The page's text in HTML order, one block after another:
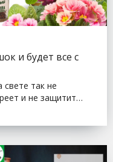
и будет все с
так не
и не защитит…